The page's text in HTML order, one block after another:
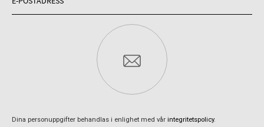
Dina personuppgifter behandlas i enlighet med vår integritetspolicy.